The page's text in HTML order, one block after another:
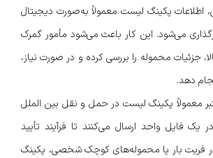
اطلاعات پکینگ لیست معمولاً به‌صورت دیجیتال
می‌شود. این کار باعث می‌شود مأمور گمرک
جزئیات محموله را بررسی کرده و در صورت نیاز،
دهد.
معمولاً پکینگ لیست در حمل و نقل بین الملل
یک فایل واحد ارسال می‌کنند تا فرآیند تأیید
فریت بار یا محموله‌های کوچک شخصی، پکینگ